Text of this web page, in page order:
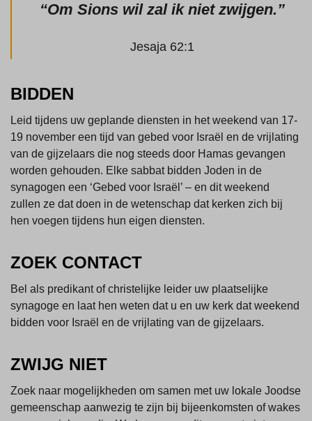
“Om Sions wil zal ik niet zwijgen.”
Jesaja 62:1
BIDDEN
Leid tijdens uw geplande diensten in het weekend van 17-
19 november een tijd van gebed voor Israël en de vrijlating
van de gijzelaars die nog steeds door Hamas gevangen
worden gehouden. Elke sabbat bidden Joden in de
synagogen een ‘Gebed voor Israël’ – en dit weekend
zullen ze dat doen in de wetenschap dat kerken zich bij
hen voegen tijdens hun eigen diensten.
ZOEK CONTACT
Bel als predikant of christelijke leider uw plaatselijke
synagoge en laat hen weten dat u en uw kerk dat weekend
bidden voor Israël en de vrijlating van de gijzelaars.
ZWIJG NIET
Zoek naar mogelijkheden om samen met uw lokale Joodse
gemeenschap aanwezig te zijn bij bijeenkomsten of wakes